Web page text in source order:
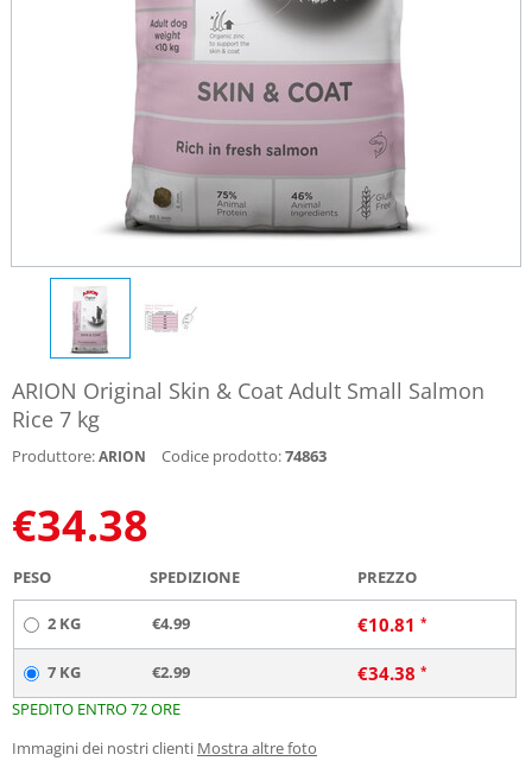
ARION Original Skin & Coat Adult Small Salmon
Rice 7 kg
Produttore:ARION Codice prodotto:74863
€34.38
PESO SPEDIZIONE PREZZO
2 KG €4.99 €10.81
7 KG €2.99 €34.38
SPEDITO ENTRO 72 ORE
Immagini dei nostri clienti Mostra altre foto